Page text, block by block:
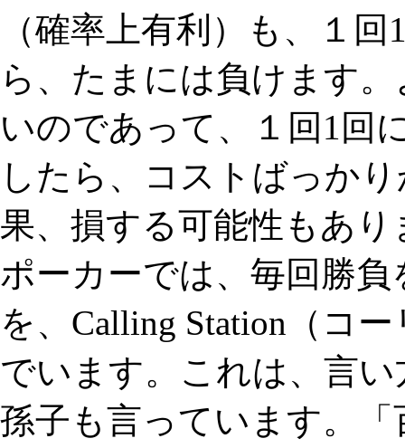
（確率上有利）も、１
ら、たまには負けます
いのであって、１回1回
したら、コストばっか
果、損する可能性もあり
ポーカーでは、毎回勝
を、Calling Station（コ
でいます。これは、言
孫子も言っています。